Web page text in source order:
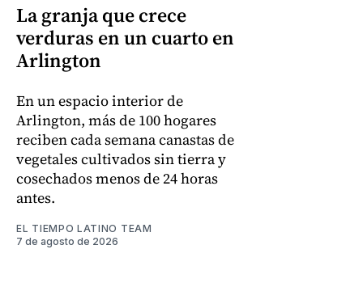
La granja que crece
verduras en un cuarto en
Arlington
En un espacio interior de
Arlington, más de 100 hogares
reciben cada semana canastas de
vegetales cultivados sin tierra y
cosechados menos de 24 horas
antes.
EL TIEMPO LATINO TEAM
7 de agosto de 2026